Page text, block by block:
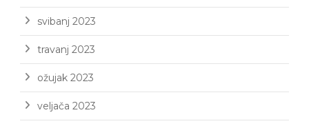
svibanj 2023
travanj 2023
ožujak 2023
veljača 2023